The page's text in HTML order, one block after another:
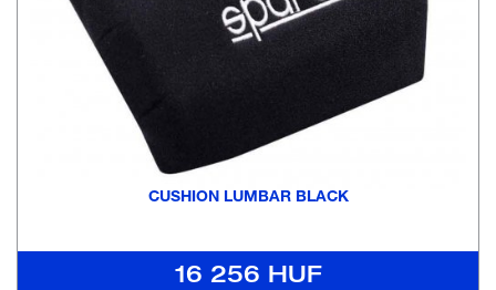
CUSHION LUMBAR BLACK
16 256 HUF